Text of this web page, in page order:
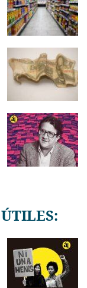
ÚTILES: